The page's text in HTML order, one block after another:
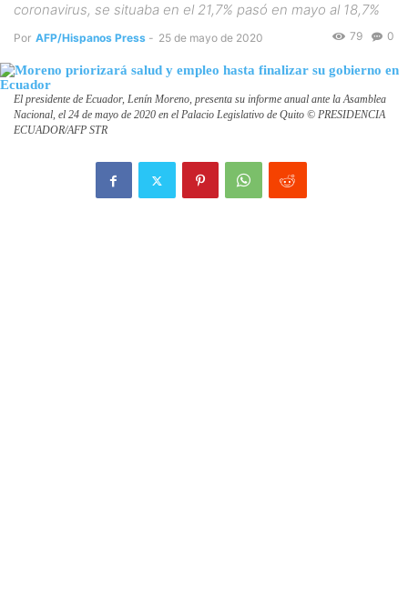
coronavirus, se situaba en el 21,7% pasó en mayo al 18,7%
Por AFP/Hispanos Press - 25 de mayo de 2020 0
79
El presidente de Ecuador, Lenín Moreno, presenta su informe anual ante la Asamblea
Nacional, el 24 de mayo de 2020 en el Palacio Legislativo de Quito © PRESIDENCIA
ECUADOR/AFP STR